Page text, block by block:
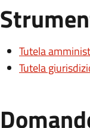
Tutela
Tutela